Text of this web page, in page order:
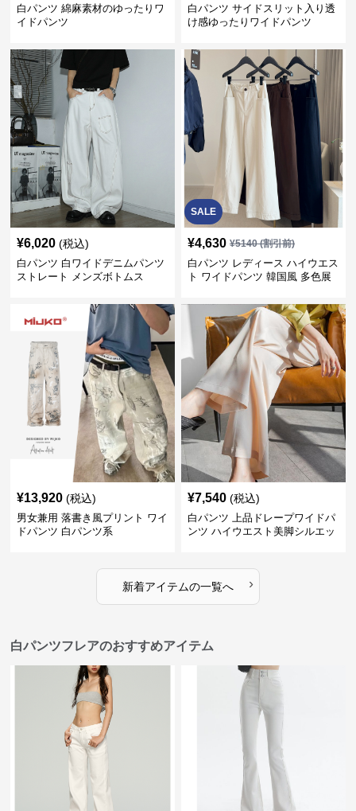
白パンツ 綿麻素材のゆったりワ
イドパンツ
白パンツ サイドスリット入り透
け感ゆったりワイドパンツ
¥6,020 (税込)
白パンツ 白ワイドデニムパンツ
ストレート メンズボトムス
SALE
¥4,630 ¥5140(割引前)
白パンツ レディース ハイウエス
ト ワイドパンツ 韓国風 多色展
¥13,920 (税込)
男女兼用 落書き風プリント ワイ
ドパンツ 白パンツ系
¥7,540 (税込)
白パンツ 上品ドレープワイドパ
ンツ ハイウエスト美脚シルエッ
新着アイテムの一覧へ ›
白パンツフレアのおすすめアイテム